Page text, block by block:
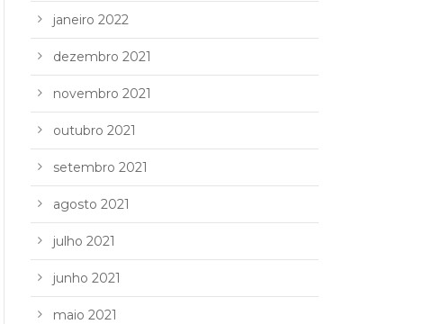
janeiro 2022
dezembro 2021
novembro 2021
outubro 2021
setembro 2021
agosto 2021
julho 2021
junho 2021
maio 2021